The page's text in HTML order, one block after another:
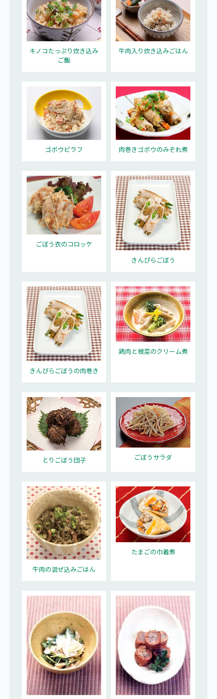
キノコたっぷり炊き込み
ご飯
牛肉入り炊き込みごはん
ゴボウピラフ 肉巻きゴボウのみぞれ煮
ごぼう衣のコロッケ
きんぴらごぼう
きんぴらごぼうの肉巻き
鶏肉と根菜のクリーム煮
とりごぼう団子 ごぼうサラダ
牛肉の混ぜ込みごはん
たまごの巾着煮